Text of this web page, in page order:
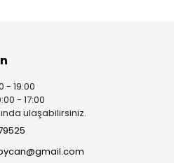
- 19:00
- 17:00
ulaşabilirsiniz.